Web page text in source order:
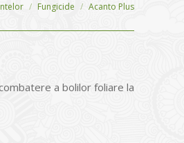
Fungicide Acanto Plus
a bolilor foliare la